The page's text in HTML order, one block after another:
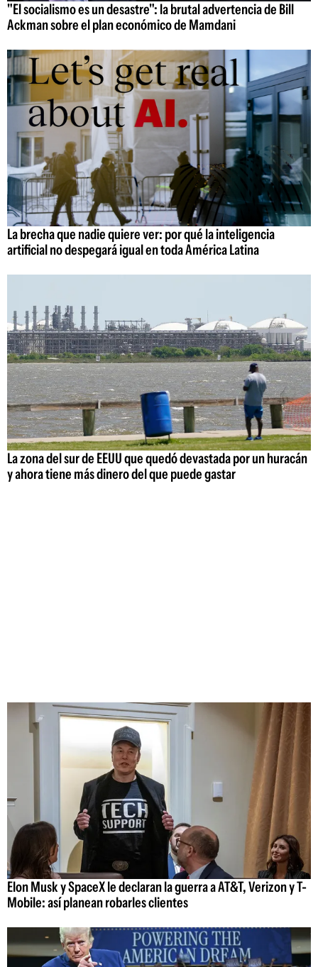
"El socialismo es un desastre": la brutal advertencia de Bill
Ackman sobre el plan económico de Mamdani
La brecha que nadie quiere ver: por qué la inteligencia
artificial no despegará igual en toda América Latina
La zona del sur de EEUU que quedó devastada por un huracán
y ahora tiene más dinero del que puede gastar
Elon Musk y SpaceX le declaran la guerra a AT&T, Verizon y T-
Mobile: así planean robarles clientes